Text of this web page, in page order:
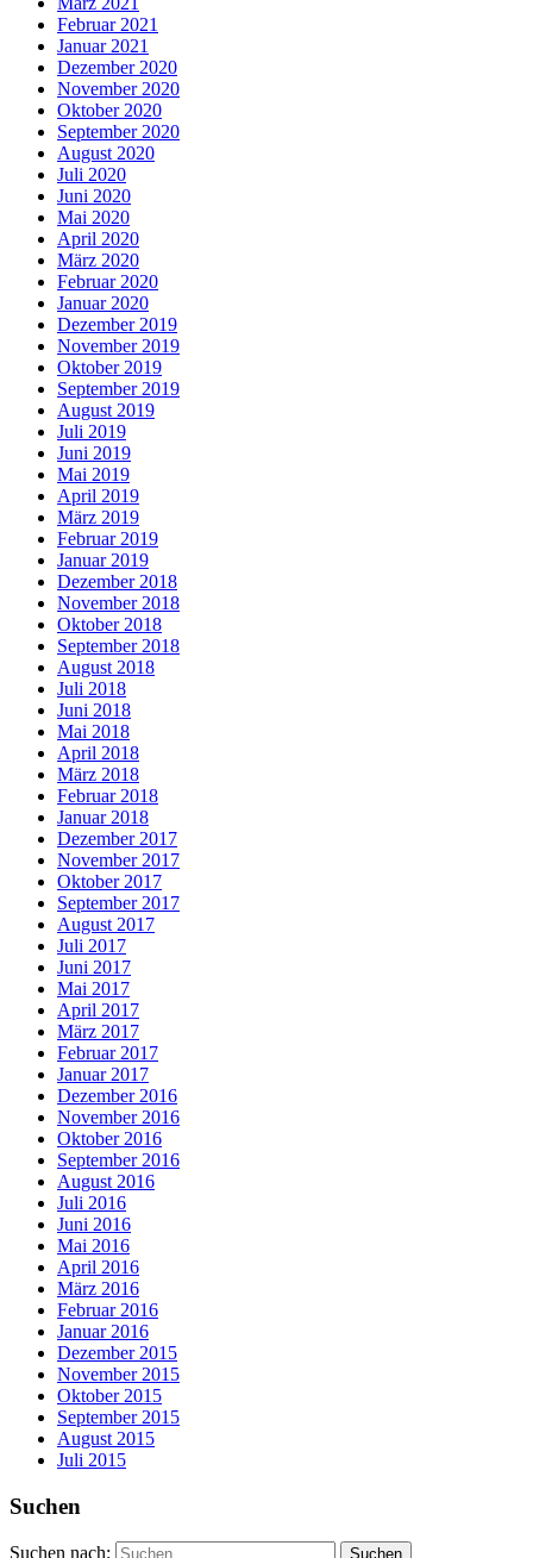
Februar 2021
Januar 2021
Dezember 2020
November 2020
Oktober 2020
September 2020
August 2020
Juli 2020
Juni 2020
Mai 2020
April 2020
März 2020
Februar 2020
Januar 2020
Dezember 2019
November 2019
Oktober 2019
September 2019
August 2019
Juli 2019
Juni 2019
Mai 2019
April 2019
März 2019
Februar 2019
Januar 2019
Dezember 2018
November 2018
Oktober 2018
September 2018
August 2018
Juli 2018
Juni 2018
Mai 2018
April 2018
März 2018
Februar 2018
Januar 2018
Dezember 2017
November 2017
Oktober 2017
September 2017
August 2017
Juli 2017
Juni 2017
Mai 2017
April 2017
März 2017
Februar 2017
Januar 2017
Dezember 2016
November 2016
Oktober 2016
September 2016
August 2016
Juli 2016
Juni 2016
Mai 2016
April 2016
März 2016
Februar 2016
Januar 2016
Dezember 2015
November 2015
Oktober 2015
September 2015
August 2015
Juli 2015
Suchen
Suchen nach: